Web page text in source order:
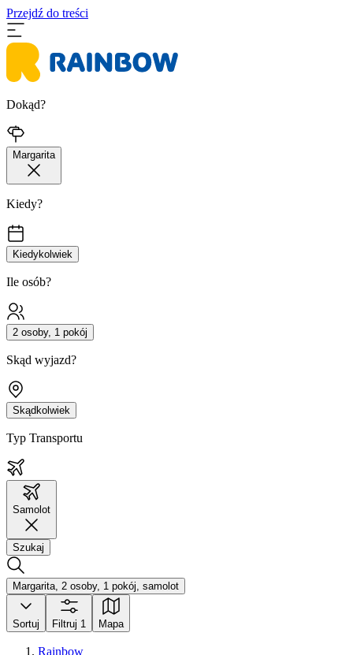
Przejdź do treści
Dokąd?
Margarita
Kiedy?
Kiedykolwiek
Ile osób?
2 osoby, 1 pokój
Skąd wyjazd?
Skądkolwiek
Typ Transportu
Samolot
Szukaj
Margarita, 2 osoby, 1 pokój, samolot
Sortuj Filtruj 1 Mapa
Rainbow